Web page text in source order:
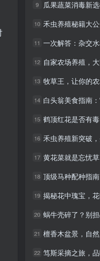
9 瓜果蔬菜消毒新选择
10 禾虫养殖秘籍大
11 一次解答：杂交
12 自家农场养殖，
13 牧草王，让你的农场
14 白头翁美食指南：
15 鹤顶红花是否有
16 禾虫养殖新突破
17 黄花菜就是忘忧草
18 顶级马种配种指
19 揭秘花中瑰宝，
20 蜗牛壳碎了？别担心
21 檀香木盆景，自
22 笃斯采摘之旅，
9 瓜果蔬菜消毒新选择
10 禾虫养殖秘籍大
11 一次解答：杂交
12 自家农场养殖，
13 牧草王，让你的农场
14 白头翁美食指南：
15 鹤顶红花是否有
16 禾虫养殖新突破
17 黄花菜就是忘忧草
18 顶级马种配种指
19 揭秘花中瑰宝，
20 蜗牛壳碎了？别担心
21 檀香木盆景，自
22 笃斯采摘之旅，